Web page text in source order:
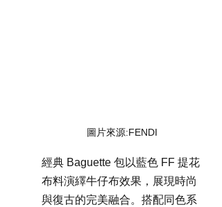
圖片來源:FENDI
經典 Baguette 包以藍色 FF 提花
布料演繹牛仔布效果，展現時尚
與復古的完美融合。搭配同色系